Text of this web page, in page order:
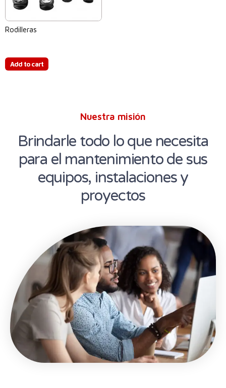
Rodilleras
Add to cart
Nuestra misión
Brindarle todo lo que necesita
para el mantenimiento de sus
equipos, instalaciones y
proyectos